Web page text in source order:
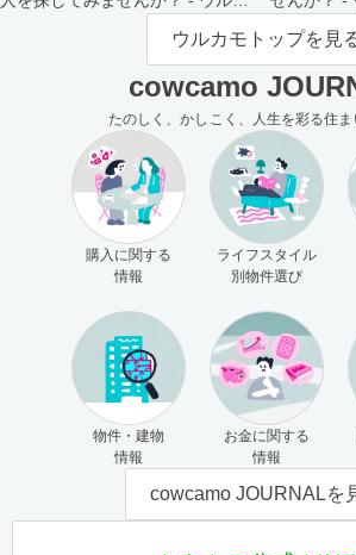
主さま向け
ウルカモトップを見
cowcamo
たのしく、かしこく、人生を彩る住
購入に関する
情報
ライフスタイル
別物件選び
物件・建物
情報
お金に関する
情報
cowcamo JOURNALを